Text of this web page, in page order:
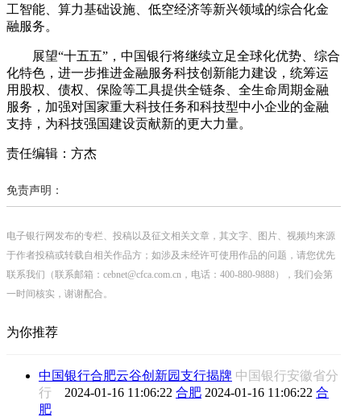
工智能、算力基础设施、低空经济等新兴领域的综合化金
融服务。
展望“十五五”，中国银行将继续立足全球化优势、综合
化特色，进一步推进金融服务科技创新能力建设，统筹运
用股权、债权、保险等工具提供全链条、全生命周期金融
服务，加强对国家重大科技任务和科技型中小企业的金融
支持，为科技强国建设贡献新的更大力量。
责任编辑：方杰
免责声明：
电子银行网发布的专栏、投稿以及征文相关文章，其文字、图片、视频均来源
于作者投稿或转载自相关作品方；如涉及未经许可使用作品的问题，请您优先
联系我们（联系邮箱：cebnet@cfca.com.cn，电话：400-880-9888），我们会第
一时间核实，谢谢配合。
为你推荐
中国银行合肥云谷创新园支行揭牌 中国银行安徽省分
行 2024-01-16 11:06:22 合肥 2024-01-16 11:06:22 合
肥